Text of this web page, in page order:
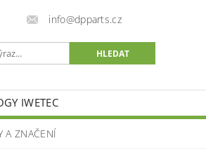
info@dpparts.cz
IWETEC
A ZNAČENÍ